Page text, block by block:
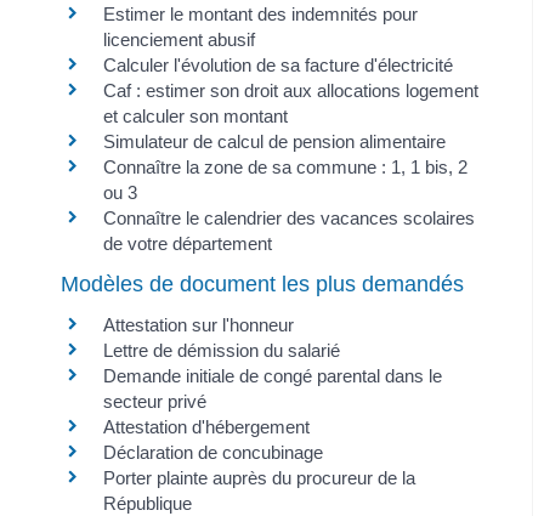
Estimer le montant des indemnités pour
licenciement abusif
Calculer l'évolution de sa facture d'électricité
Caf : estimer son droit aux allocations logement
et calculer son montant
Simulateur de calcul de pension alimentaire
Connaître la zone de sa commune : 1, 1 bis, 2
ou 3
Connaître le calendrier des vacances scolaires
de votre département
Modèles de document les plus demandés
Attestation sur l'honneur
Lettre de démission du salarié
Demande initiale de congé parental dans le
secteur privé
Attestation d'hébergement
Déclaration de concubinage
Porter plainte auprès du procureur de la
République